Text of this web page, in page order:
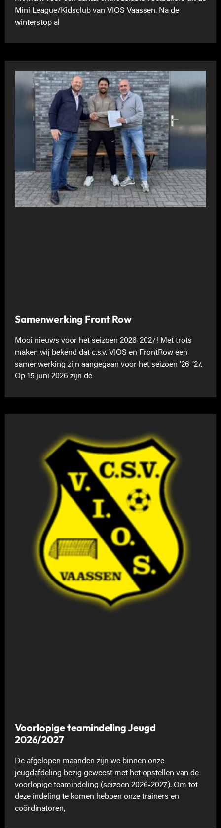
Mini League/Kidsclub van VIOS Vaassen. Na de
winterstop al
Samenwerking Front Row
Mooi nieuws voor het seizoen 2026-2027! Met trots
maken wij bekend dat c.s.v. VIOS en FrontRow een
samenwerking zijn aangegaan voor het seizoen ’26-’27.
Op 15 juni 2026 zijn de
Voorlopige teamindeling Jeugd
2026/2027
De afgelopen maanden zijn we binnen onze
jeugdafdeling bezig geweest met het opstellen van de
voorlopige teamindeling (seizoen 2026-2027). Om tot
deze indeling te komen hebben onze trainers en
coördinatoren,